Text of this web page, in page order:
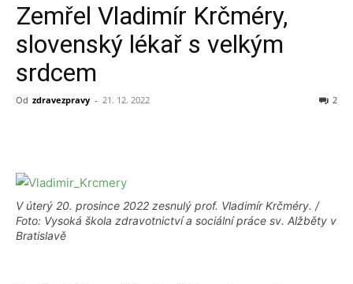
Zemřel Vladimír Krčméry,
slovenský lékař s velkým
srdcem
Od zdravezpravy - 21. 12. 2022 2
V úterý 20. prosince 2022 zesnulý prof. Vladimír Krčméry. /
Foto: Vysoká škola zdravotnictví a sociální práce sv. Alžběty v
Bratislavě